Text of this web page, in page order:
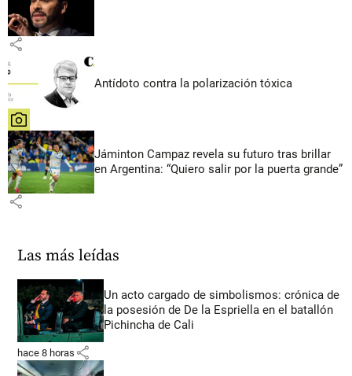
share
Antídoto contra la polarización tóxica
share
Jáminton Campaz revela su futuro tras brillar
en Argentina: “Quiero salir por la puerta grande”
share
Las más leídas
Un acto cargado de simbolismos: crónica de
la posesión de De la Espriella en el batallón
Pichincha de Cali
hace 8 horas share